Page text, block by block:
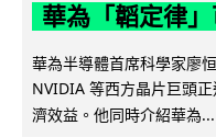
華為「韜定律
華為半導體首席科學家廖
NVIDIA 等西方晶片巨頭
濟效益。他同時介紹華為...